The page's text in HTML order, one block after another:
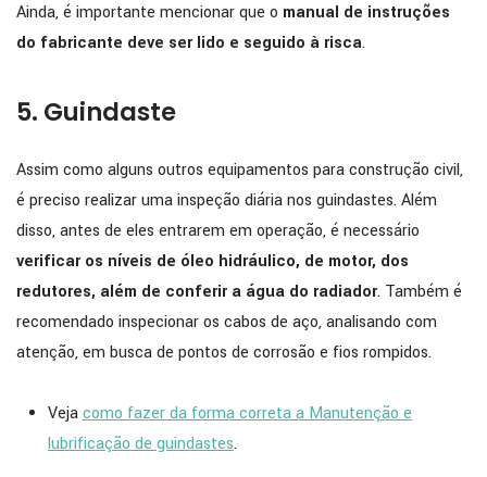
Ainda, é importante mencionar que o manual de instruções
do fabricante deve ser lido e seguido à risca.
5. Guindaste
Assim como alguns outros equipamentos para construção civil,
é preciso realizar uma inspeção diária nos guindastes. Além
disso, antes de eles entrarem em operação, é necessário
verificar os níveis de óleo hidráulico, de motor, dos
redutores, além de conferir a água do radiador. Também é
recomendado inspecionar os cabos de aço, analisando com
atenção, em busca de pontos de corrosão e fios rompidos.
Vejacomo fazer da forma correta a Manutenção e
lubrificação de guindastes.